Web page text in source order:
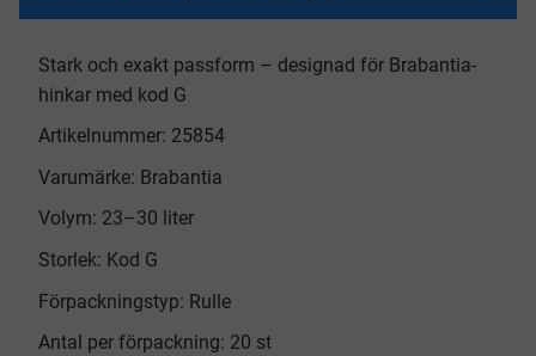
Stark och exakt passform – designad för Brabantia-
hinkar med kod G
Artikelnummer: 25854
Varumärke: Brabantia
Volym: 23–30 liter
Storlek: Kod G
Förpackningstyp: Rulle
Antal per förpackning: 20 st